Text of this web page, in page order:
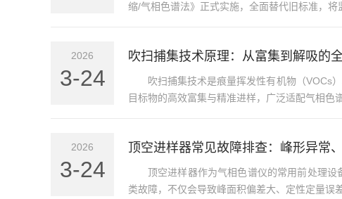
缩/气相色谱法》正式实施，全面替代旧标准，将
2026
3-24
吹扫捕集技术原理：从富集到解吸的
吹扫捕集技术是痕量挥发性有机物（VOCs
目标物的高效富集与精准进样，广泛适配气相色
2026
3-24
顶空进样器常见故障排查：峰形异常
顶空进样器作为气相色谱仪的常用前处理
类故障，不仅会导致峰面积偏差大、定性定量误